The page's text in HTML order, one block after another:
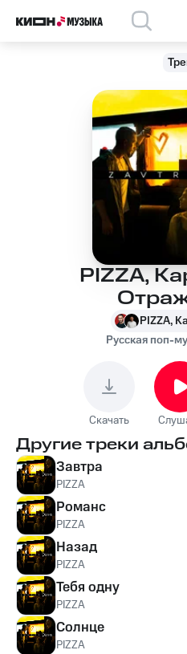
PIZZA,
PIZZA,
Русская поп-
Скачать
Другие треки
Завтра
PIZZA
Романс
PIZZA
Назад
PIZZA
Тебя одну
PIZZA
Солнце
PIZZA